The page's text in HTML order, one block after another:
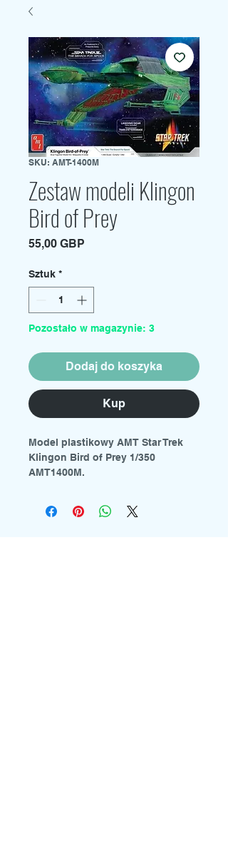
SKU: AMT-1400M
Zestaw modeli Klingon
Bird of Prey
55,00 GBP
Sztuk *
Pozostało w magazynie: 3
Dodaj do koszyka
Kup
Model plastikowy AMT Star Trek
Klingon Bird of Prey 1/350
AMT1400M.